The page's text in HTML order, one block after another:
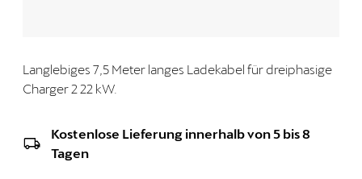
Langlebiges 7,5 Meter langes Ladekabel für dreiphasige
Charger 2 22 kW.
Kostenlose Lieferung innerhalb von 5 bis 8
Tagen